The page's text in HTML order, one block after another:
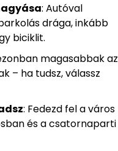
: Autóval
drága, inkább
biciklit.
magasabbak az
– ha tudsz, válassz
: Fedezd fel a város
és a csatornaparti